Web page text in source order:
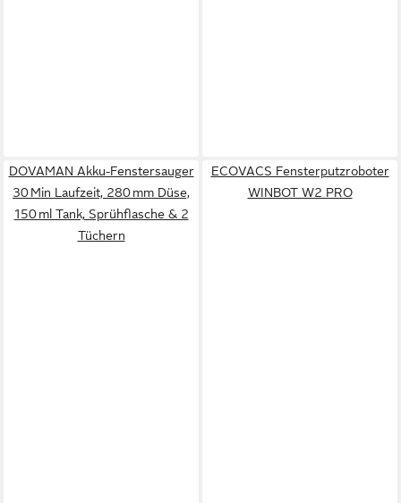
DOVAMAN Akku-Fenstersauger
30 Min Laufzeit, 280 mm Düse,
150 ml Tank, Sprühflasche & 2
Tüchern
ECOVACS Fensterputzroboter
WINBOT W2 PRO